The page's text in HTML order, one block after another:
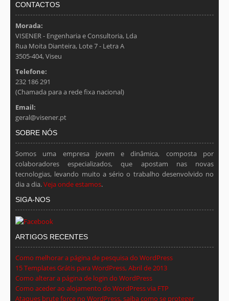
CONTACTOS
Morada:
VISENER - Engenharia e Consultoria, Lda
Rua Moita Dianteira, Lote 7 - Letra A
3505-404, Viseu
Telefone:
232 186 291
(Chamada para a rede fixa nacional)
Email:
geral@visener.pt
SOBRE NÓS
Somos uma empresa jovem e dinâmica, composta por
colaboradores especializados, que apostam nas novas
tecnologias, levando muito a sério o trabalho desenvolvido no
dia a dia.Veja onde estamos.
SIGA-NOS
ARTIGOS RECENTES
Como melhorar a página de pesquisa do WordPress
15 Templates Grátis para WordPress, Abril de 2013
Como alterar a página de login do WordPress
Como aceder ao alojamento do WordPress via FTP
Ataques brute force no WordPress, saiba como se proteger